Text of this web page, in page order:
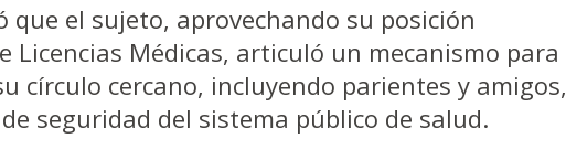
el sujeto, aprovechando su posición
Licencias Médicas, articuló un mecanismo para
círculo cercano, incluyendo parientes y amigos,
seguridad del sistema público de salud.